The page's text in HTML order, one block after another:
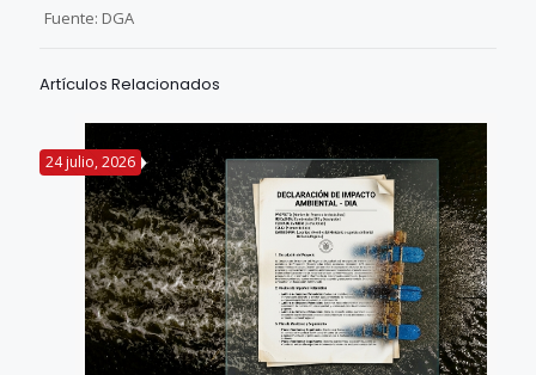
Fuente: DGA
Artículos Relacionados
24 julio, 2026